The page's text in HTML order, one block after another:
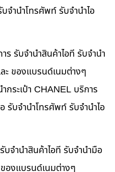
จำนำโทรศัพท์ รับจำนำไอ
ร รับจำนำสินค้าไอที รับจำนำ
ะ ของแบรนด์เนมต่างๆ
ระเป๋า CHANEL บริการ
รับจำนำโทรศัพท์ รับจำนำไอ
บจำนำสินค้าไอที รับจำนำมือ
องแบรนด์เนมต่างๆ